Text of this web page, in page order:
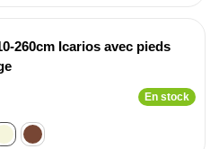
260cm Icarios avec pieds
En stock